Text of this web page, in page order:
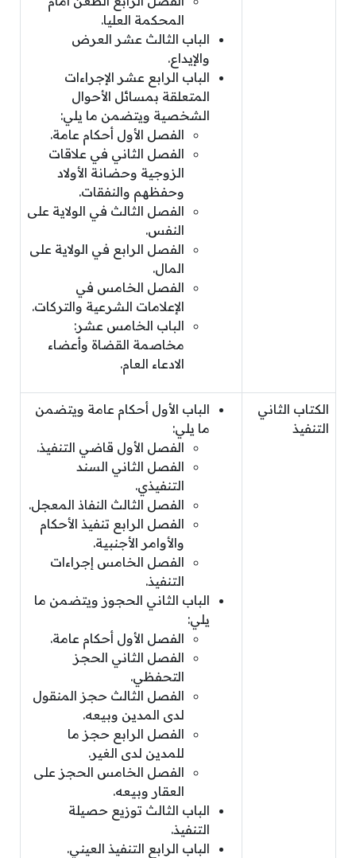
المحكمة العليا.
الباب الثالث عشر العرض
والإيداع.
الباب الرابع عشر الإجراءات
المتعلقة بمسائل الأحوال
الشخصية ويتضمن ما يلي:
الفصل الأول أحكام عامة.
الفصل الثاني في علاقات
الزوجية وحضانة الأولاد
وحفظهم والنفقات.
الفصل الثالث في الولاية على
النفس.
الفصل الرابع في الولاية على
المال.
الفصل الخامس في
الإعلامات الشرعية والتركات.
الباب الخامس عشر:
مخاصمة القضاة وأعضاء
الادعاء العام.
الكتاب الثاني
التنفيذ
الباب الأول أحكام عامة ويتضمن
ما يلي:
الفصل الأول قاضي التنفيذ.
الفصل الثاني السند
التنفيذي.
الفصل الثالث النفاذ المعجل.
الفصل الرابع تنفيذ الأحكام
والأوامر الأجنبية.
الفصل الخامس إجراءات
التنفيذ.
الباب الثاني الحجوز ويتضمن ما
يلي:
الفصل الأول أحكام عامة.
الفصل الثاني الحجز
التحفظي.
الفصل الثالث حجز المنقول
لدى المدين وبيعه.
الفصل الرابع حجز ما
للمدين لدى الغير.
الفصل الخامس الحجز على
العقار وبيعه.
الباب الثالث توزيع حصيلة
التنفيذ.
الباب الرابع التنفيذ العيني.